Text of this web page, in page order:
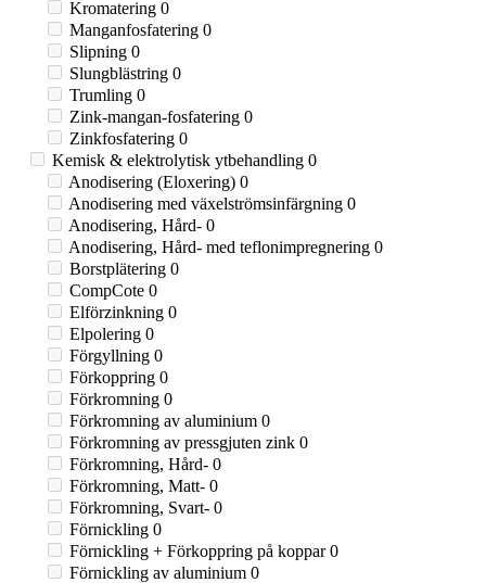
Kromatering 0
Manganfosfatering 0
Slipning 0
Slungblästring 0
Trumling 0
Zink-mangan-fosfatering 0
Zinkfosfatering 0
Kemisk & elektrolytisk ytbehandling 0
Anodisering (Eloxering) 0
Anodisering med växelströmsinfärgning 0
Anodisering, Hård- 0
Anodisering, Hård- med teflonimpregnering 0
Borstplätering 0
CompCote 0
Elförzinkning 0
Elpolering 0
Förgyllning 0
Förkoppring 0
Förkromning 0
Förkromning av aluminium 0
Förkromning av pressgjuten zink 0
Förkromning, Hård- 0
Förkromning, Matt- 0
Förkromning, Svart- 0
Förnickling 0
Förnickling + Förkoppring på koppar0
Förnickling av aluminium 0